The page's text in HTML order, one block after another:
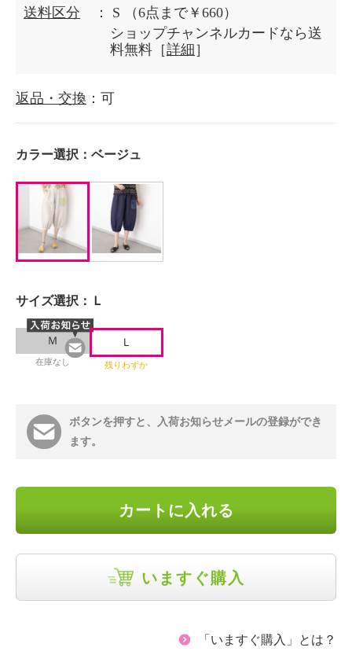
送料区分 ： S
（6点まで￥660）
ショップチャンネルカードなら送
料無料［詳細 ］
返品・交換 ：可
カラー選択： ベージュ
サイズ選択： Ｌ
Ｍ
在庫なし
Ｌ
残りわずか
ボタンを押すと、入荷お知らせメールの登録ができ
ます。
カートに入れる
いますぐ購入
「いますぐ購入」とは？